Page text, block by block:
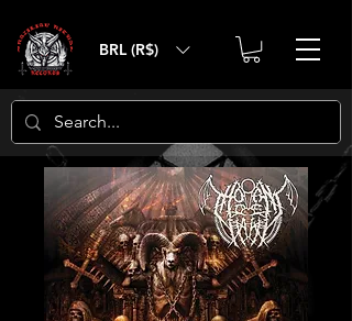
BRL (R$)